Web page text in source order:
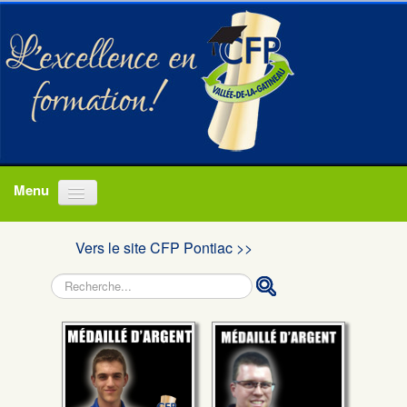
Programmes
Actualités
Nous joindre
Vers le site CFP Pontiac >>
Rechercher